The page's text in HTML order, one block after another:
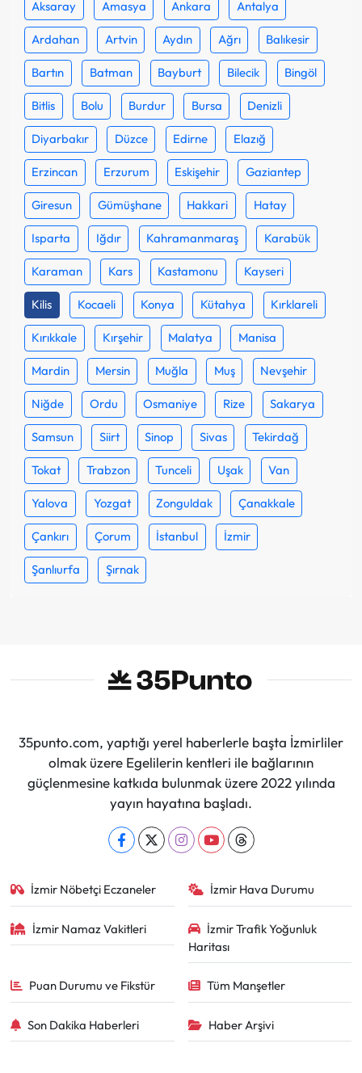
Aksaray Amasya Ankara Antalya
Ardahan Artvin Aydın Ağrı Balıkesir
Bartın Batman Bayburt Bilecik Bingöl
Bitlis Bolu Burdur Bursa Denizli
Diyarbakır Düzce Edirne Elazığ
Erzincan Erzurum Eskişehir Gaziantep
Giresun Gümüşhane Hakkari Hatay
Isparta Iğdır Kahramanmaraş Karabük
Karaman Kars Kastamonu Kayseri
Kilis Kocaeli Konya Kütahya Kırklareli
Kırıkkale Kırşehir Malatya Manisa
Mardin Mersin Muğla Muş Nevşehir
Niğde Ordu Osmaniye Rize Sakarya
Samsun Siirt Sinop Sivas Tekirdağ
Tokat Trabzon Tunceli Uşak Van
Yalova Yozgat Zonguldak Çanakkale
Çankırı Çorum İstanbul İzmir
Şanlıurfa Şırnak
35punto.com, yaptığı yerel haberlerle başta İzmirliler
olmak üzere Egelilerin kentleri ile bağlarının
güçlenmesine katkıda bulunmak üzere 2022 yılında
yayın hayatına başladı.
İzmir Nöbetçi Eczaneler İzmir Hava Durumu
İzmir Namaz Vakitleri
İzmir Trafik Yoğunluk
Haritası
Puan Durumu ve Fikstür Tüm Manşetler
Son Dakika Haberleri Haber Arşivi